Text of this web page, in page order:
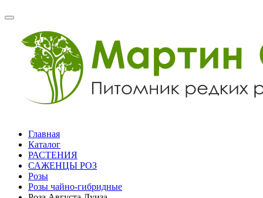
Главная
Каталог
РАСТЕНИЯ
САЖЕНЦЫ РОЗ
Розы
Розы чайно-гибридные